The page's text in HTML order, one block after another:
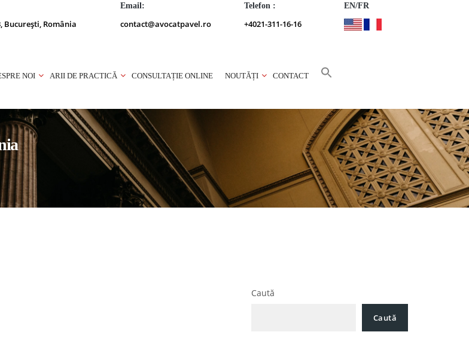
București, România
Email:
contact@avocatpavel.ro
Telefon :
+4021-311-16-16
EN/FR
NOI ARII DE PRACTICĂ CONSULTAȚIE ONLINE NOUTĂȚI CONTACT
Caută
Caută